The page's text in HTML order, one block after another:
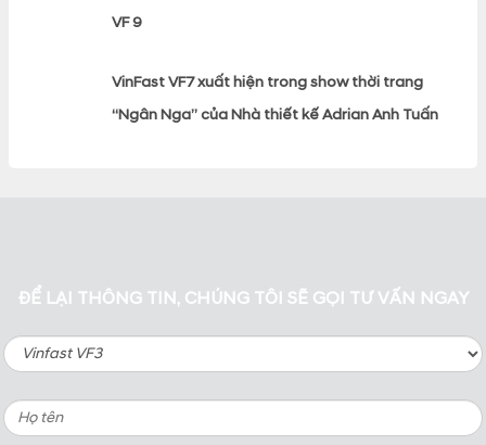
VF 9
VinFast VF7 xuất hiện trong show thời trang
“Ngân Nga” của Nhà thiết kế Adrian Anh Tuấn
ĐỂ LẠI THÔNG TIN, CHÚNG TÔI SẼ GỌI TƯ VẤN NGAY